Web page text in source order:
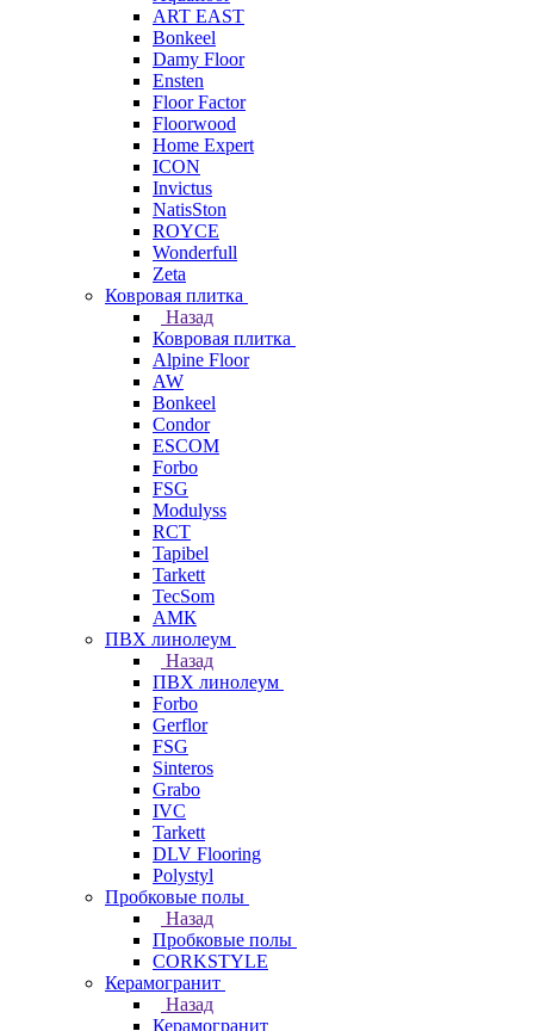
ART EAST
Bonkeel
Damy Floor
Ensten
Floor Factor
Floorwood
Home Expert
ICON
Invictus
NatisSton
ROYCE
Wonderfull
Zeta
Ковровая плитка
Назад
Ковровая плитка
Alpine Floor
AW
Bonkeel
Condor
ESCOM
Forbo
FSG
Modulyss
RCT
Tapibel
Tarkett
TecSom
АМК
ПВХ линолеум
Назад
ПВХ линолеум
Forbo
Gerflor
FSG
Sinteros
Grabo
IVC
Tarkett
DLV Flooring
Polystyl
Пробковые полы
Назад
Пробковые полы
CORKSTYLE
Керамогранит
Назад
Керамогранит